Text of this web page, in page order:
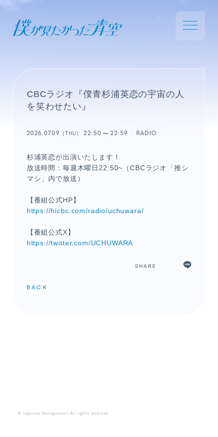
CBCラジオ『僕青杉浦英恋の宇宙の人
を笑わせたい』
2026.07.09 ［THU］22:50 22:59 RADIO
杉浦英恋が出演いたします！
放送時間：毎週木曜日22:50~（CBCラジオ「推シ
マシ」内で放送）
【番組公式HP】
https://hicbc.com/radio/uchuwara/
【番組公式X】
https://twitter.com/UCHUWARA
SHARE
BACK
© Ligareaz Management All rights reserved.